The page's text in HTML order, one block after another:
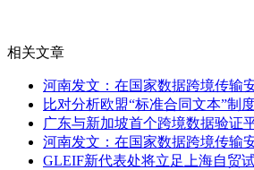
相关文章
河南发文：在国家数据跨境传输
比对分析欧盟“标准合同文本”制
广东与新加坡首个跨境数据验证
河南发文：在国家数据跨境传输
GLEIF新代表处将立足上海自贸